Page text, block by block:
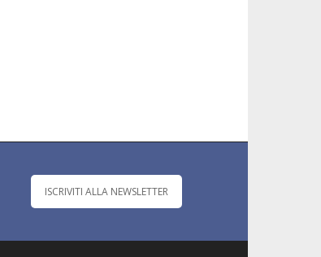
ISCRIVITI ALLA NEWSLETTER